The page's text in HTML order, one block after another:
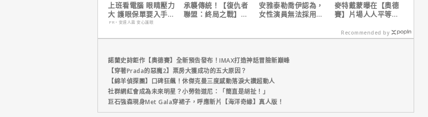
上班看電腦 眼睛壓力
大 護眼保單要入手
【安心護眼定期眼睛
PR・安達人壽 安心護眼
承襲傳統！【復仇者
聯盟：終局之戰】導
安雅泰勒喬伊認為，
女性演員無法採用方
麥特戴蒙曝在【奧德
賽】片場人人平等，
Recommended by
諾蘭史詩鉅作【奧德賽】全新預告發布！IMAX打造神話冒險新巔峰
【穿著Prada的惡魔2】票房大獲成功的五大原因？
【綿羊偵探團】口碑狂飆！休傑克曼三度感動落淚大讚超動人
社群網紅會成為未來明星？小勞勃道尼：「簡直是胡扯！」
巨石強森現身Met Gala穿裙子，呼應新片【海洋奇緣】真人版！